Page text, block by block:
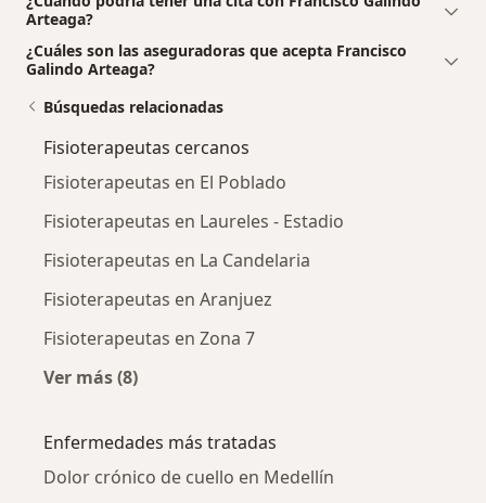
Arteaga?
¿Cuáles son las aseguradoras que acepta Francisco
Galindo Arteaga?
Búsquedas relacionadas
Fisioterapeutas cercanos
Fisioterapeutas en El Poblado
Fisioterapeutas en Laureles - Estadio
Fisioterapeutas en La Candelaria
Fisioterapeutas en Aranjuez
Fisioterapeutas en Zona 7
Ver más (8)
Enfermedades más tratadas
Dolor crónico de cuello en Medellín